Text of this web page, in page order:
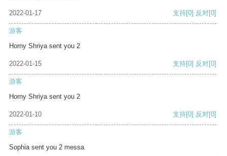
2022-01-17 支持[0] 反对[0]
游客
Horny Shriya sent you 2
2022-01-15 支持[0] 反对[0]
游客
Horny Shriya sent you 2
2022-01-10 支持[0] 反对[0]
游客
Sophia sent you 2 messa